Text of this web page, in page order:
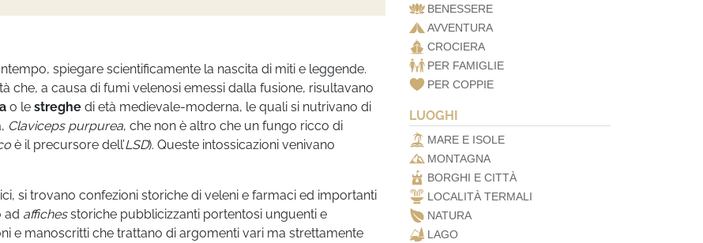
spiegare scientificamente la nascita di miti e leggende.
che, a causa di fumi velenosi emessi dalla fusione, risultavano
o le streghe di età medievale-moderna, le quali si nutrivano di
Claviceps purpurea, che non è altro che un fungo ricco di
è il precursore dell’LSD). Queste intossicazioni venivano
si trovano confezioni storiche di veleni e farmaci ed importanti
ad affichesstoriche pubblicizzanti portentosi unguenti e
e manoscritti che trattano di argomenti vari ma strettamente
BENESSERE
AVVENTURA
CROCIERA
PER FAMIGLIE
PER COPPIE
LUOGHI
MARE E ISOLE
MONTAGNA
BORGHI E CITTÀ
LOCALITÀ TERMALI
NATURA
LAGO